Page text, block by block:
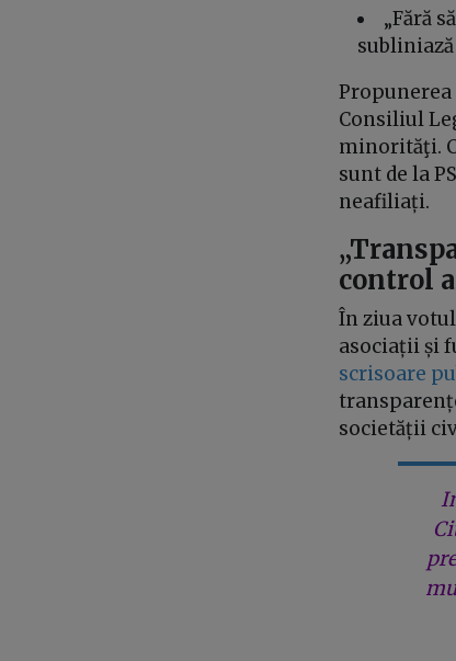
„Fără
Consiliul
minorităţi.
sunt de la
neafiliați.
control
În ziua
asociații și
scrisoare
societății